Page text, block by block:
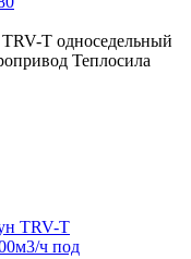
T односедельный
Теплосила